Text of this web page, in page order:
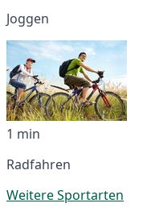
Joggen
1 min
Radfahren
Weitere Sportarten